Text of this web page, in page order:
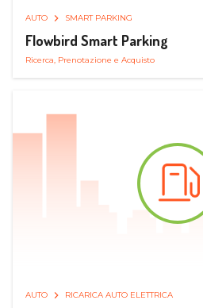
AUTO SMART PARKING
Flowbird Smart Parking
Ricerca, Prenotazione e Acquisto
AUTO RICARICA AUTO ELETTRICA